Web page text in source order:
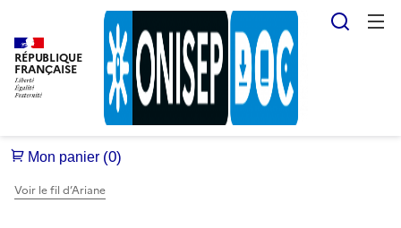
RÉPUBLIQUE
FRANÇAISE
Voir le fil d’Ariane